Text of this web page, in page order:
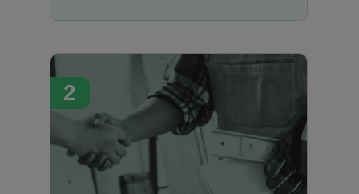
d'artisants locaux. Nous
sommes entièrement satisfait
du résultat de nos façades suite
à l'application du produit
VERTIKAL, nous recommandons
MR.DELMER et son équipe.
2